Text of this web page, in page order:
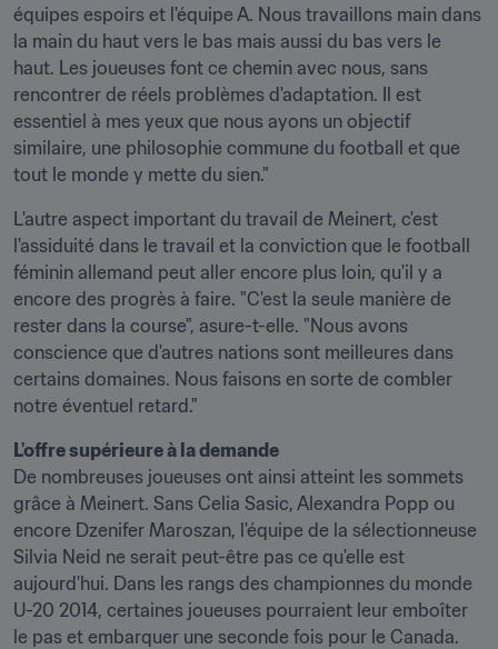
équipes espoirs et l'équipe A. Nous travaillons main dans
la main du haut vers le bas mais aussi du bas vers le
haut. Les joueuses font ce chemin avec nous, sans
rencontrer de réels problèmes d'adaptation. Il est
essentiel à mes yeux que nous ayons un objectif
similaire, une philosophie commune du football et que
tout le monde y mette du sien."
L'autre aspect important du travail de Meinert, c'est
l'assiduité dans le travail et la conviction que le football
féminin allemand peut aller encore plus loin, qu'il y a
encore des progrès à faire. "C'est la seule manière de
rester dans la course", asure-t-elle. "Nous avons
conscience que d'autres nations sont meilleures dans
certains domaines. Nous faisons en sorte de combler
notre éventuel retard."
L'offre supérieure à la demande
De nombreuses joueuses ont ainsi atteint les sommets
grâce à Meinert. Sans Celia Sasic, Alexandra Popp ou
encore Dzenifer Maroszan, l'équipe de la sélectionneuse
Silvia Neid ne serait peut-être pas ce qu'elle est
aujourd'hui. Dans les rangs des championnes du monde
U-20 2014, certaines joueuses pourraient leur emboîter
le pas et embarquer une seconde fois pour le Canada.